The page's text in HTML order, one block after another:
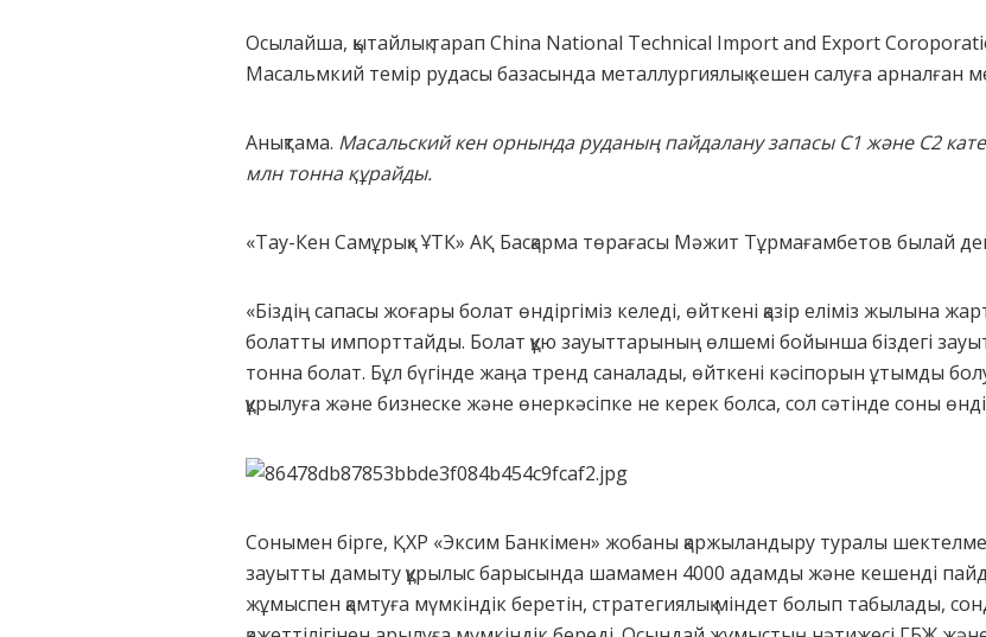
Осылайша, қытайлық тарап China National Technical Import and Export
Масальмкий темір рудасы базасында металлургиялық кешен салуға арналған
Анықтама. Масальский кен орнында руданың пайдалану запасы С1 және С2
млн тонна құрайды.
«Тау-Кен Самұрық» ҰТК» АҚ Басқарма төрағасы Мәжит Тұрмағамбетов былай
«Біздің сапасы жоғары болат өндіргіміз келеді, өйткені қазір еліміз жылына
болатты импорттайды. Болат құю зауыттарының өлшемі бойынша біздегі
тонна болат. Бұл бүгінде жаңа тренд саналады, өйткені кәсіпорын ұтымды
құрылуға және бизнеске және өнеркәсіпке не керек болса, сол сәтінде соны
Сонымен бірге, ҚХР «Эксим Банкімен» жобаны қаржыландыру туралы шектелмелі
зауытты дамыту құрылыс барысында шамамен 4000 адамды және кешенді
жұмыспен қамтуға мүмкіндік беретін, стратегиялық міндет болып табылады,